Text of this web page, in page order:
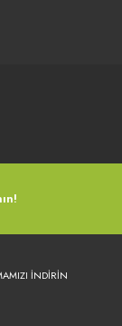
İNDIRIN